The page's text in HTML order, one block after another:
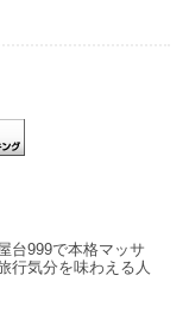
台999で本格マッサ
行気分を味わえる人